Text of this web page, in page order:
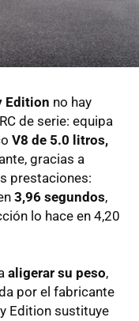
Edition no hay
de serie: equipa
V8 de 5.0 litros,
gracias a
prestaciones:
3,96 segundos,
lo hace en 4,20
aligerar su peso,
por el fabricante
Edition sustituye